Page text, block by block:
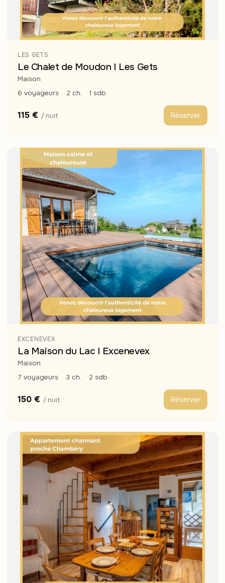
LES GETS
Le Chalet de Moudon I Les Gets
Maison
6 voyageurs
2 ch. 1 sdb.
115 € / nuit Réserver
EXCENEVEX
La Maison du Lac I Excenevex
Maison
7 voyageurs
3 ch. 2 sdb.
150 € / nuit Réserver